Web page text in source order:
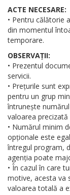
ACTE NECESARE:
• Pentru călătorie
din momentul
temporare.
OBSERVAȚII:
• Prezentul
servicii.
• Prețurile sunt
pentru un grup
întrunește
valoarea precizată
• Numărul minim
opționale este
întregul program,
agenția poate
• În cazul în care
motive, acesta va
valoarea totală a